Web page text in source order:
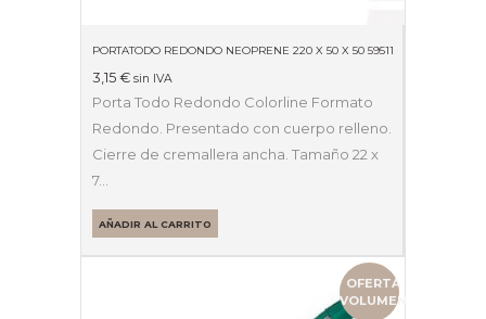
PORTATODO REDONDO NEOPRENE 220 X 50 X 50 59511
3,15 € sin IVA
Porta Todo Redondo Colorline Formato
Redondo. Presentado con cuerpo relleno.
Cierre de cremallera ancha. Tamaño 22 x
7…
AÑADIR AL CARRITO
OFERTA
VOLUMEN